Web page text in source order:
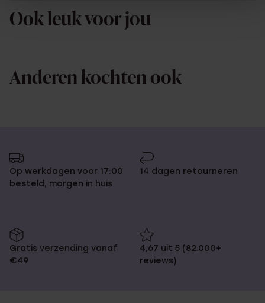
Ook leuk voor jou
Anderen kochten ook
Op werkdagen voor 17:00
besteld, morgen in huis
14 dagen retourneren
Gratis verzending vanaf
€49
4,67 uit 5 (82.000+
reviews)